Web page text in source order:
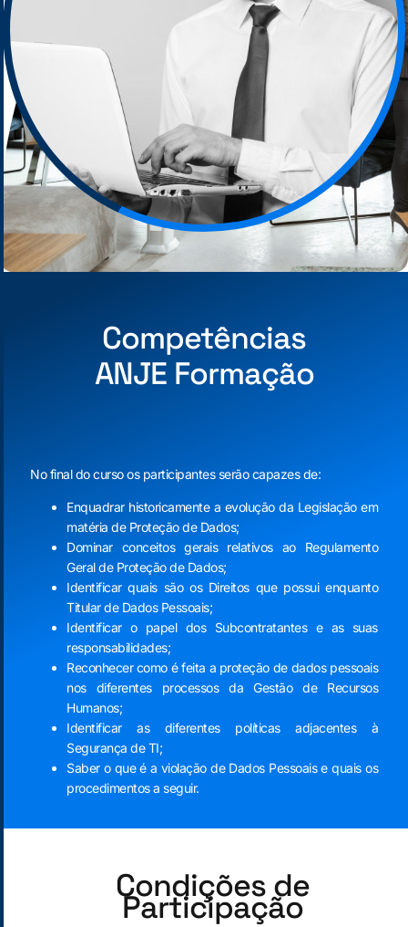
Competências
ANJE Formação
No final do curso os participantes serão capazes de:
Enquadrar historicamente a evolução da Legislação em
matéria de Proteção de Dados;
Dominar conceitos gerais relativos ao Regulamento
Geral de Proteção de Dados;
Identificar quais são os Direitos que possui enquanto
Titular de Dados Pessoais;
Identificar o papel dos Subcontratantes e as suas
responsabilidades;
Reconhecer como é feita a proteção de dados pessoais
nos diferentes processos da Gestão de Recursos
Humanos;
Identificar as diferentes políticas adjacentes à
Segurança de TI;
Saber o que é a violação de Dados Pessoais e quais os
procedimentos a seguir.
Condições de
Participação